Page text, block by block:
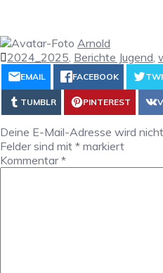
Arnold
2024_2025 Berichte Jugend
EMAIL FACEBOOK
TUMBLR PINTEREST
Deine E-Mail-Adresse wird
Felder sind mit * markiert
Kommentar*